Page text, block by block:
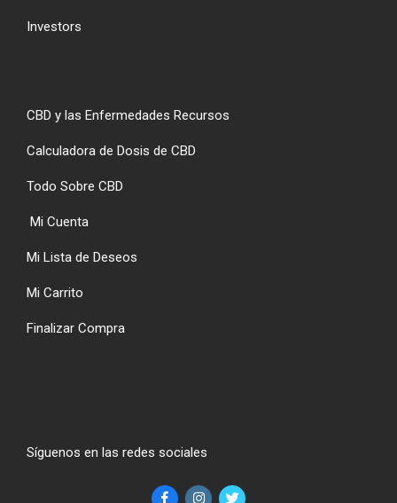
Investors
CBD y las Enfermedades Recursos
Calculadora de Dosis de CBD
Todo Sobre CBD
Mi Cuenta
Mi Lista de Deseos
Mi Carrito
Finalizar Compra
Síguenos en las redes sociales